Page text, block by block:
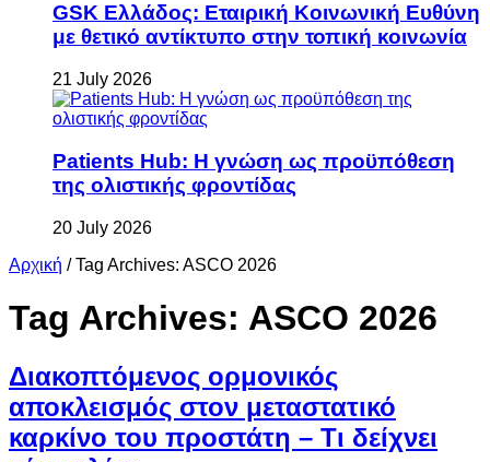
GSK Ελλάδος: Εταιρική Κοινωνική Ευθύνη
με θετικό αντίκτυπο στην τοπική κοινωνία
21 July 2026
Patients Hub: Η γνώση ως προϋπόθεση
της ολιστικής φροντίδας
20 July 2026
Αρχική / Tag Archives: ASCO 2026
Tag Archives: ASCO 2026
Διακοπτόμενος ορμονικός
αποκλεισμός στον μεταστατικό
καρκίνο του προστάτη – Τι δείχνει